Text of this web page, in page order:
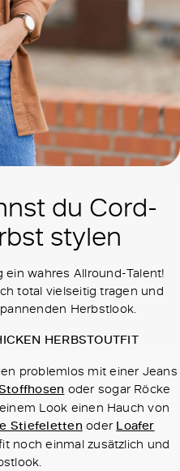
du Cord-
stylen
wahres Allround-Talent!
total vielseitig tragen und
Herbstlook.
HERBSTOUTFIT
problemlos mit einer Jeans
oder sogar Röcke
Look einen Hauch von
Stiefeletten oder Loafer
noch einmal zusätzlich und